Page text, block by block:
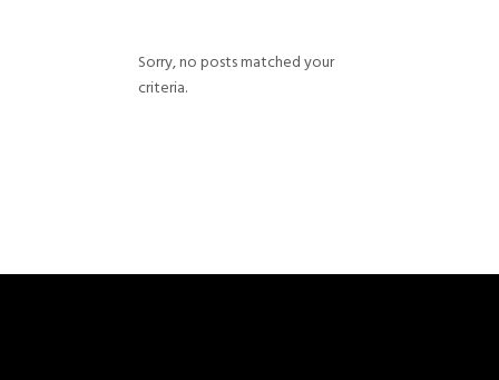
Sorry, no posts matched your
criteria.